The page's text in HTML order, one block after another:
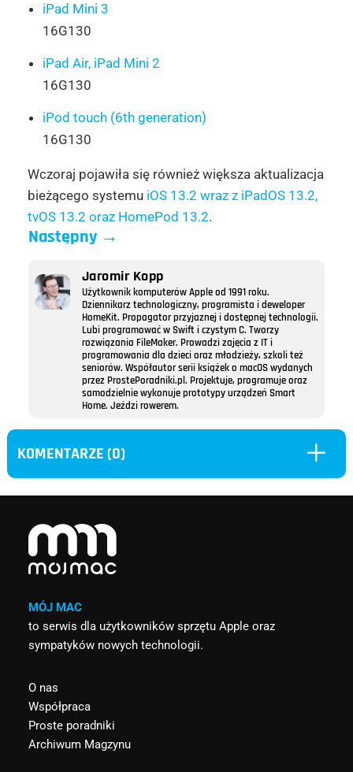
iPad Mini 3
16G130
iPad Air, iPad Mini 2
16G130
iPod touch (6th generation)
16G130
Wczoraj pojawiła się również większa aktualizacja
bieżącego systemu iOS 13.2 wraz z iPadOS 13.2,
tvOS 13.2 oraz HomePod 13.2.
Następny→
Jaromir Kopp
Użytkownik komputerów Apple od 1991 roku.
Dziennikarz technologiczny, programista i deweloper
HomeKit. Propagator przyjaznej i dostępnej technologii.
Lubi programować w Swift i czystym C. Tworzy
rozwiązania FileMaker. Prowadzi zajęcia z IT i
programowania dla dzieci oraz młodzieży, szkoli też
seniorów. Współautor serii książek o macOS wydanych
przez ProstePoradniki.pl. Projektuje, programuje oraz
samodzielnie wykonuje prototypy urządzeń Smart
Home. Jeździ rowerem.
KOMENTARZE (0) L
MÓJ MAC
to serwis dla użytkowników sprzętu Apple oraz
sympatyków nowych technologii.
O nas
Współpraca
Proste poradniki
Archiwum Magzynu